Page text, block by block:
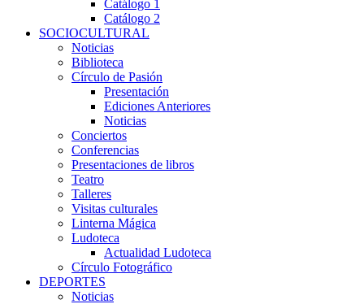
Catálogo 1
Catálogo 2
SOCIOCULTURAL
Noticias
Biblioteca
Círculo de Pasión
Presentación
Ediciones Anteriores
Noticias
Conciertos
Conferencias
Presentaciones de libros
Teatro
Talleres
Visitas culturales
Linterna Mágica
Ludoteca
Actualidad Ludoteca
Círculo Fotográfico
DEPORTES
Noticias